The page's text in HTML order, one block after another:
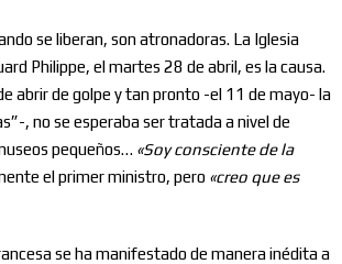
se liberan, son atronadoras. La Iglesia
Philippe, el martes 28 de abril, es la causa.
abrir de golpe y tan pronto -el 11 de mayo- la
, no se esperaba ser tratada a nivel de
pequeños… «Soy consciente de la
el primer ministro, pero «creo que es
se ha manifestado de manera inédita a